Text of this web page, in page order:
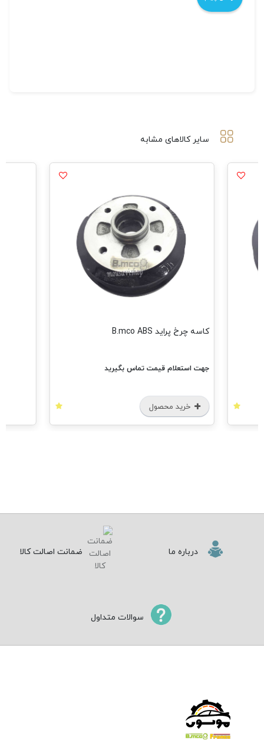
سایر کالاهای مشابه
کاسه چرخ پراید B.mco ABS
جهت استعلام قیمت تماس بگیرید
خرید محصول
درباره ما ضمانت اصالت کالا
سوالات متداول